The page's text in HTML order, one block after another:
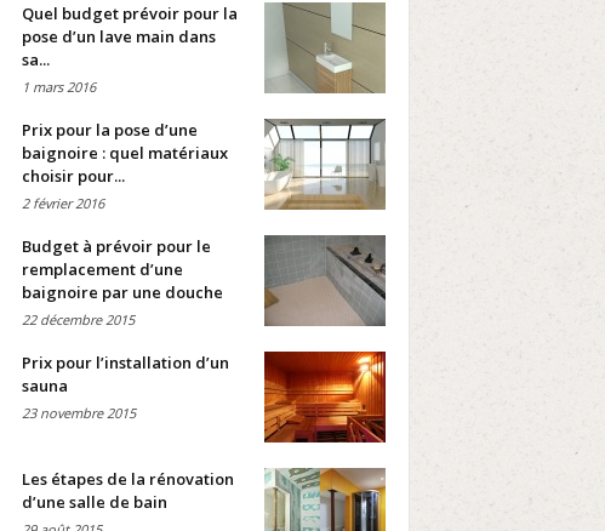
Quel budget prévoir pour la
pose d’un lave main dans
sa...
1 mars 2016
Prix pour la pose d’une
baignoire : quel matériaux
choisir pour...
2 février 2016
Budget à prévoir pour le
remplacement d’une
baignoire par une douche
22 décembre 2015
Prix pour l’installation d’un
sauna
23 novembre 2015
Les étapes de la rénovation
d’une salle de bain